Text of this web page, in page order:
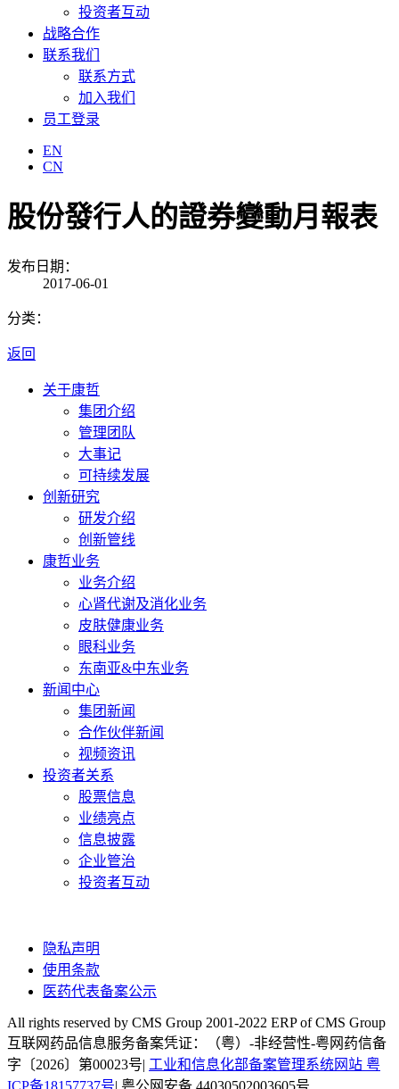
投资者互动
战略合作
联系我们
联系方式
加入我们
员工登录
EN
CN
股份發行人的證券變動月報表
发布日期：
2017-06-01
分类：
返回
关于康哲
集团介绍
管理团队
大事记
可持续发展
创新研究
研发介绍
创新管线
康哲业务
业务介绍
心肾代谢及消化业务
皮肤健康业务
眼科业务
东南亚&中东业务
新闻中心
集团新闻
合作伙伴新闻
视频资讯
投资者关系
股票信息
业绩亮点
信息披露
企业管治
投资者互动
隐私声明
使用条款
医药代表备案公示
All rights reserved by CMS Group 2001-2022 ERP of CMS Group
互联网药品信息服务备案凭证：（粤）-非经营性-粤网药信备
字〔2026〕第00023号| 工业和信息化部备案管理系统网站 粤
ICP备18157737号| 粤公网安备 44030502003605号